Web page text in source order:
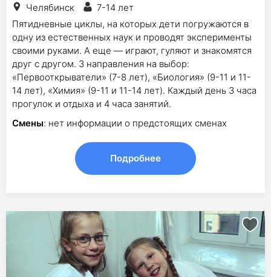
Челябинск
7-14 лет
Пятидневные циклы, на которых дети погружаются в
одну из естественных наук и проводят эксперименты
своими руками. А еще — играют, гуляют и знакомятся
друг с другом. 3 направления на выбор:
«Первооткрыватели» (7-8 лет), «Биология» (9-11 и 11-
14 лет), «Химия» (9-11 и 11-14 лет). Каждый день 3 часа
прогулок и отдыха и 4 часа занятий.
Смены: нет информации о предстоящих сменах
Подробнее